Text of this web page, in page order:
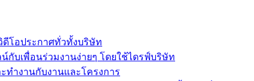
โอประกาศทั่วทั้งบริษัท
กับเพื่อนร่วมงานง่ายๆ โดยใช้ไดรฟ์บริษัท
ทำงานกับงานและโครงการ